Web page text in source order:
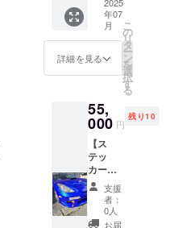
は他ス
テッ
カー画
をお願
いする
ます
付希望
画像、
添付希
望車両
をメー
ます。
※貼付場
所はご
指定い
ただけ
ません
※2枚
別々の
画像、
2月28日
までの
約8ヶ月
間 ・掲
載サイ
30cm以
5cm以
下(画像
ステッ
カーで
30cm×
7cm程
度) ・ク
ラウド
ファン
ディン
リカ、
ロード
ター、
デミオ
の3車両
に1枚ず
者様ご
指定の
ステッ
カーを
掲載し
ます。
・添付
期間：
ステッ
カー完
年07
月
詳細を見る
こ
の
リ
タ
ー
ン
を
選
択
す
る
55,
000 円
残り10
【ス
テッ
カー貼
付3台×2
枚：
30cm以
下 ×
支援
者：
0人
お届